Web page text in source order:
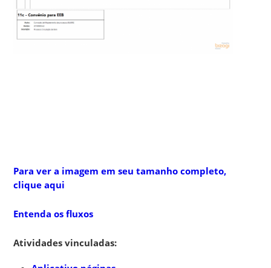
Para ver a imagem em seu tamanho completo,
clique aqui
Entenda os fluxos
Atividades vinculadas: